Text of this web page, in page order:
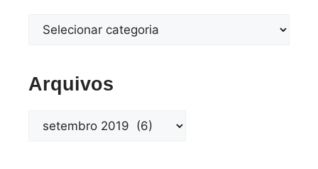
Arquivos